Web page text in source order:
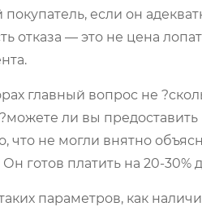
если он
отказа — это не цена
главный вопрос не
ли вы
что не могли внятно
готов платить на 20-30%
параметров, как